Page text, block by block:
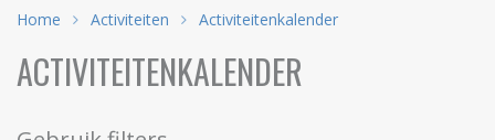
Home Activiteiten Activiteitenkalender
ACTIVITEITENKALENDER